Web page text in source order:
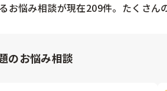
お悩み相談が現在209件。たくさん
のお悩み相談